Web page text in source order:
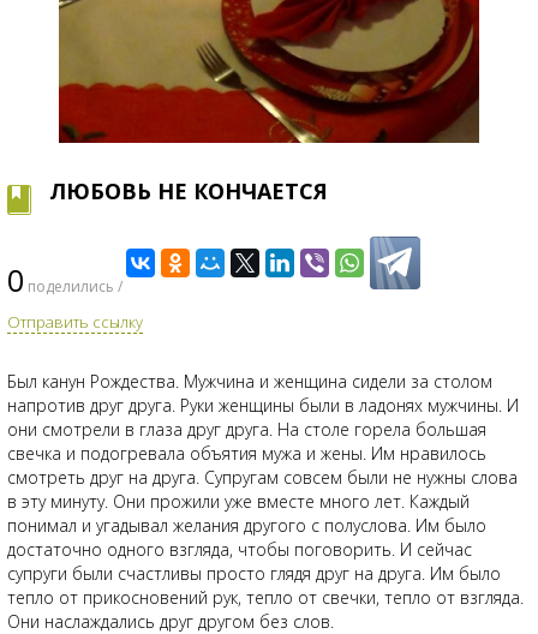
ЛЮБОВЬ НЕ КОНЧАЕТСЯ
0 поделились /
Отправить ссылку
Был канун Рождества. Мужчина и женщина сидели за столом
напротив друг друга. Руки женщины были в ладонях мужчины. И
они смотрели в глаза друг друга. На столе горела большая
свечка и подогревала объятия мужа и жены. Им нравилось
смотреть друг на друга. Супругам совсем были не нужны слова
в эту минуту. Они прожили уже вместе много лет. Каждый
понимал и угадывал желания другого с полуслова. Им было
достаточно одного взгляда, чтобы поговорить. И сейчас
супруги были счастливы просто глядя друг на друга. Им было
тепло от прикосновений рук, тепло от свечки, тепло от взгляда.
Они наслаждались друг другом без слов.